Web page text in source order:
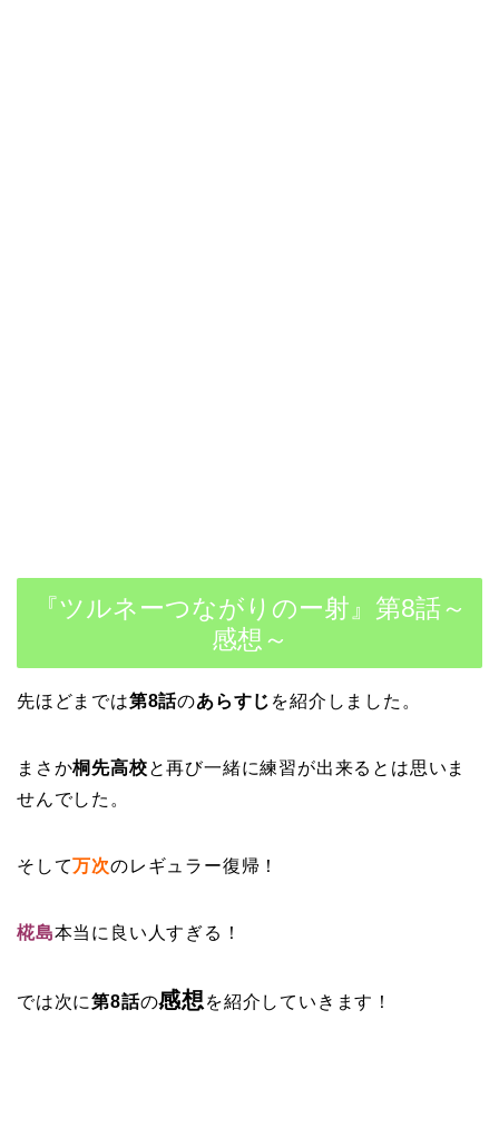
『ツルネーつながりのー射』第8話～
感想～
先ほどまでは第8話のあらすじ を紹介しました。
まさか桐先高校と再び一緒に練習が出来るとは思いま
せんでした。
そして万次のレギュラー復帰！
椛島本当に良い人すぎる！
では次に第8話の感想 を紹介していきます！